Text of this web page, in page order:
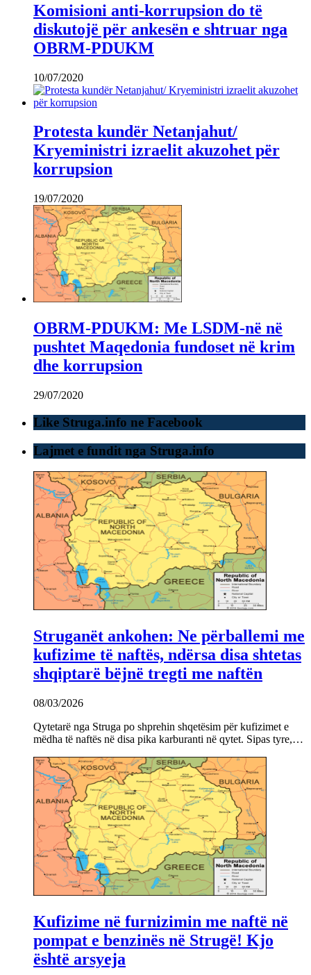
Komisioni anti-korrupsion do të
diskutojë për ankesën e shtruar nga
OBRM-PDUKM
10/07/2020
Protesta kundër Netanjahut/
Kryeministri izraelit akuzohet për
korrupsion
19/07/2020
OBRM-PDUKM: Me LSDM-në në
pushtet Maqedonia fundoset në krim
dhe korrupsion
29/07/2020
Like Struga.info ne Facebook
Lajmet e fundit nga Struga.info
Struganët ankohen: Ne përballemi me
kufizime të naftës, ndërsa disa shtetas
shqiptarë bëjnë tregti me naftën
08/03/2026
Qytetarë nga Struga po shprehin shqetësim për kufizimet e
mëdha të naftës në disa pika karburanti në qytet. Sipas tyre,…
Kufizime në furnizimin me naftë në
pompat e benzinës në Strugë! Kjo
është arsyeja